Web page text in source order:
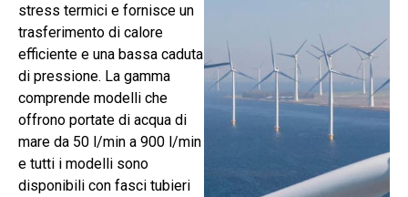
stress termici e fornisce un
trasferimento di calore
efficiente e una bassa caduta
di pressione. La gamma
comprende modelli che
offrono portate di acqua di
mare da 50 l/min a 900 l/min
e tutti i modelli sono
disponibili con fasci tubieri